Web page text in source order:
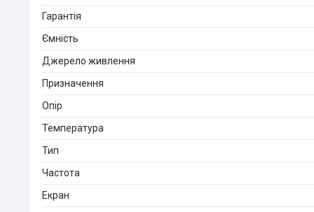
Гарантія
Ємність
Джерело живлення
Призначення
Опір
Температура
Тип
Частота
Екран